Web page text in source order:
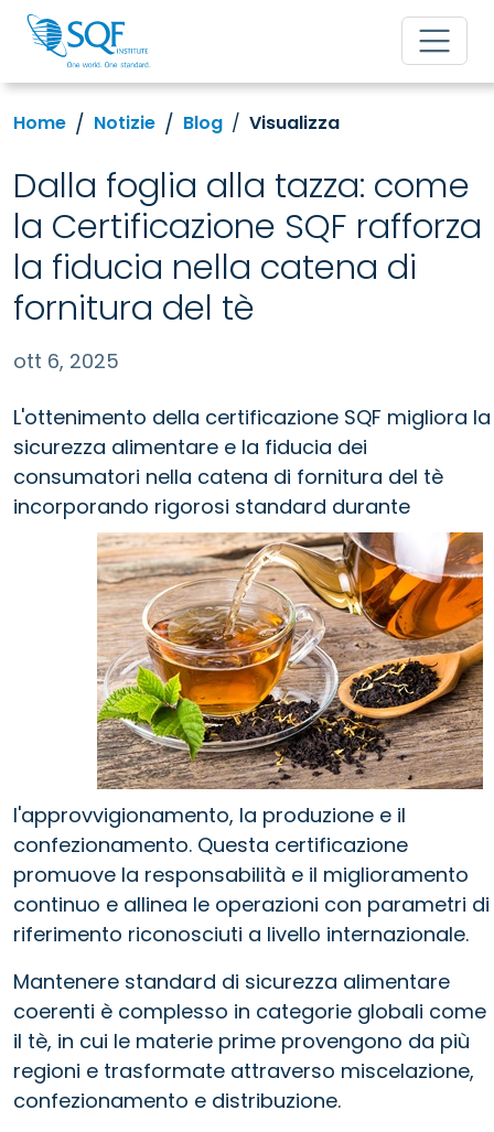
Home Notizie Blog Visualizza
Dalla foglia alla tazza: come
la Certificazione SQF rafforza
la fiducia nella catena di
fornitura del tè
ott 6, 2025
L'ottenimento della certificazione SQF migliora la
sicurezza alimentare e la fiducia dei
consumatori nella catena di fornitura del tè
incorporando rigorosi standard durante
l'approvvigionamento, la produzione e il
confezionamento. Questa certificazione
promuove la responsabilità e il miglioramento
continuo e allinea le operazioni con parametri di
riferimento riconosciuti a livello internazionale.
Mantenere standard di sicurezza alimentare
coerenti è complesso in categorie globali come
il tè, in cui le materie prime provengono da più
regioni e trasformate attraverso miscelazione,
confezionamento e distribuzione.